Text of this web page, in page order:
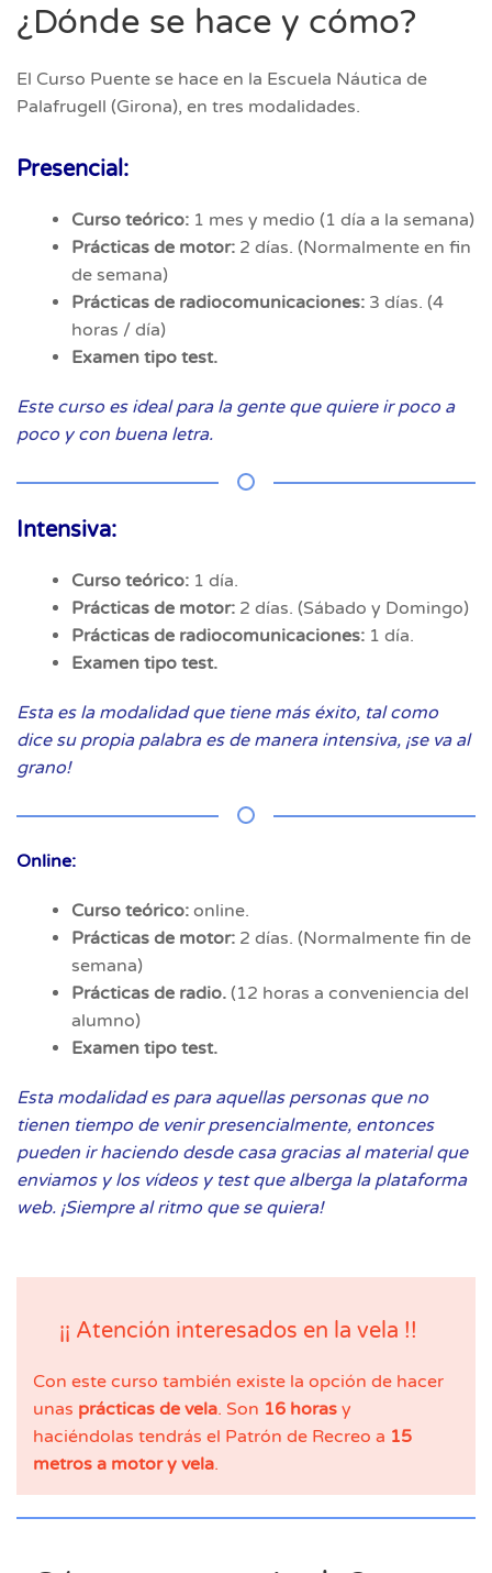
¿Dónde se hace y cómo?
El Curso Puente se hace en la Escuela Náutica de
Palafrugell (Girona), en tres modalidades.
Presencial:
Curso teórico: 1 mes y medio (1 día a la semana)
Prácticas de motor: 2 días. (Normalmente en fin
de semana)
Prácticas de radiocomunicaciones: 3 días. (4
horas / día)
Examen tipo test.
Este curso es ideal para la gente que quiere ir poco a
poco y con buena letra.
Intensiva:
Curso teórico: 1 día.
Prácticas de motor: 2 días. (Sábado y Domingo)
Prácticas de radiocomunicaciones: 1 día.
Examen tipo test.
Esta es la modalidad que tiene más éxito, tal como
dice su propia palabra es de manera intensiva, ¡se va al
grano!
Online:
Curso teórico: online.
Prácticas de motor: 2 días. (Normalmente fin de
semana)
Prácticas de radio. (12 horas a conveniencia del
alumno)
Examen tipo test.
Esta modalidad es para aquellas personas que no
tienen tiempo de venir presencialmente, entonces
pueden ir haciendo desde casa gracias al material que
enviamos y los vídeos y test que alberga la plataforma
web. ¡Siempre al ritmo que se quiera!
¡¡ Atención interesados en la vela !!
Con este curso también existe la opción de hacer
unas prácticas de vela. Son 16 horas y
haciéndolas tendrás el Patrón de Recreo a 15
metros a motor y vela.